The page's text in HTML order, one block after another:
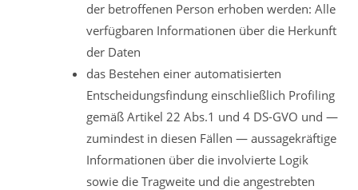
der betroffenen Person erhoben werden: Alle
verfügbaren Informationen über die Herkunft
der Daten
das Bestehen einer automatisierten
Entscheidungsfindung einschließlich Profiling
gemäß Artikel 22 Abs.1 und 4 DS-GVO und —
zumindest in diesen Fällen — aussagekräftige
Informationen über die involvierte Logik
sowie die Tragweite und die angestrebten